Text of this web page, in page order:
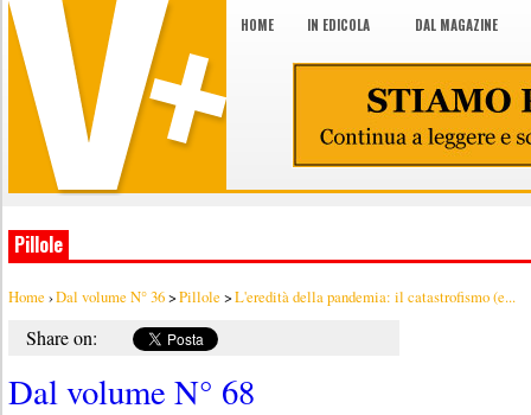
HOME IN EDICOLA DAL MAGAZINE
Pillole
Home ›Dal volume N° 36>Pillole >L'eredità della pandemia: il catastrofismo (e...
Share on:
Dal volume N° 68